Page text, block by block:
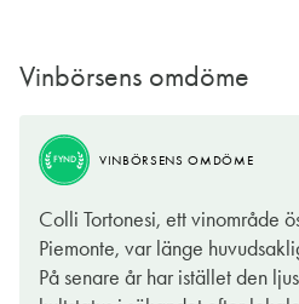
Vinbörsens omdöme
FYND VINBÖRSENS OMDÖME
Colli Tortonesi, ett vinområde
Piemonte, var länge
På senare år har istället den